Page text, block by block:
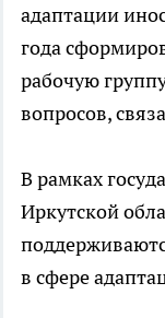
адаптации
года
рабочую
вопросов,
В рамках
Иркутской
в сфере